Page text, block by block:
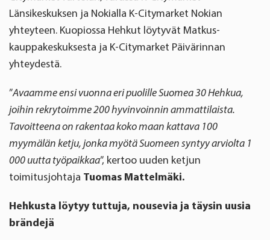
Länsikeskuksen ja Nokialla K-Citymarket Nokian
yhteyteen. Kuopiossa Hehkut löytyvät Matkus-
kauppakeskuksesta ja K-Citymarket Päivärinnan
yhteydestä.
”Avaamme ensi vuonna eri puolille Suomea 30 Hehkua,
joihin rekrytoimme 200 hyvinvoinnin ammattilaista.
Tavoitteena on rakentaa koko maan kattava 100
myymälän ketju, jonka myötä Suomeen syntyy arviolta 1
000 uutta työpaikkaa”, kertoo uuden ketjun
toimitusjohtaja Tuomas Mattelmäki.
Hehkusta löytyy tuttuja, nousevia ja täysin uusia
brändejä